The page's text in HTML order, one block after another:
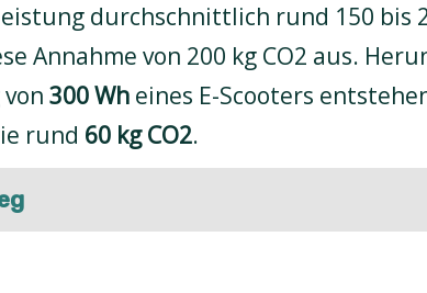
durchschnittlich rund 150 bis
Annahme von 200 kg CO2 aus.
300 Wh eines E-Scooters
rund 60 kg CO2.